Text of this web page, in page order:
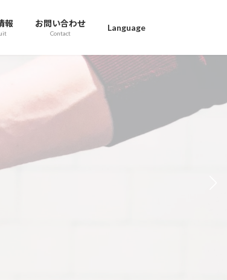
報 お問い合わせ
Contact
Language
な接着技術で、社会を豊かに。
quality adhesive technology,